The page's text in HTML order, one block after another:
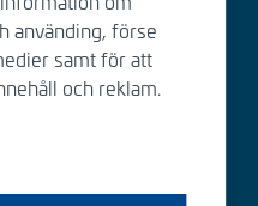
använding, förse
samt för att
och reklam.